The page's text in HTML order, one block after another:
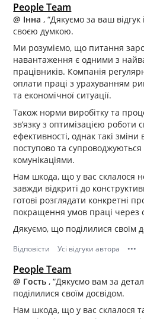
People Team
@ Інна, “Дякуємо за ваш
своєю думкою.
Ми розуміємо, що питання
навантаження є одними з
працівників. Компанія
оплати праці з урахуванням
та економічної ситуації.
Також норми виробітку та
зв’язку з оптимізацією
ефективності, однак такі
поступово та
комунікаціями.
Нам шкода, що у вас склалося
завжди відкриті до
готові розглядати конкретні
покращення умов праці через
Дякуємо, що поділилися своїм
Відповісти Усі відгуки автора •••
People Team
@ Гость, “Дякуємо вам за
поділилися своїм досвідом.
Нам шкода, що у вас склалося